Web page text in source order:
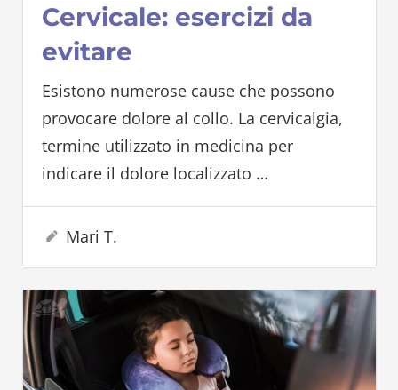
Cervicale: esercizi da
evitare
Esistono numerose cause che possono
provocare dolore al collo. La cervicalgia,
termine utilizzato in medicina per
indicare il dolore localizzato …
30 Settembre 2023
Mari T.